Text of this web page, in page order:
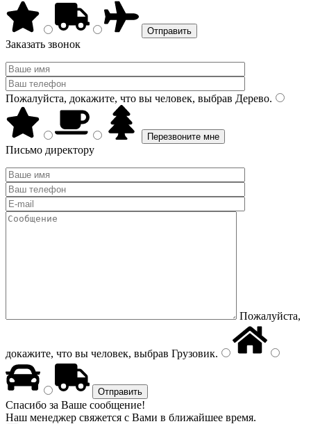
Заказать звонок
Пожалуйста, докажите, что вы человек, выбрав Дерево.
Письмо директору
Пожалуйста,
докажите, что вы человек, выбрав Грузовик.
Спасибо за Ваше сообщение!
Наш менеджер свяжется с Вами в ближайшее время.